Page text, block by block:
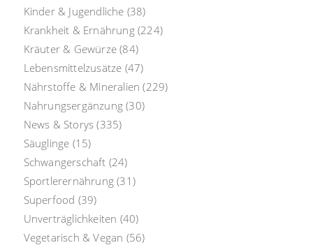
Kinder & Jugendliche (38)
Krankheit & Ernährung(224)
Kräuter & Gewürze (84)
Lebensmittelzusätze (47)
Nährstoffe & Mineralien (229)
Nahrungsergänzung (30)
News & Storys (335)
Säuglinge (15)
Schwangerschaft (24)
Sportlerernährung (31)
Superfood (39)
Unverträglichkeiten (40)
Vegetarisch & Vegan (56)